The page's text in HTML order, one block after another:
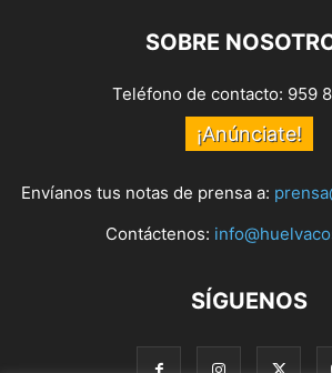
SOBRE
Teléfono de contacto: 959
¡Anúnciate!
Envíanos tus notas de prensa a:
Contáctenos:
SÍGUENOS